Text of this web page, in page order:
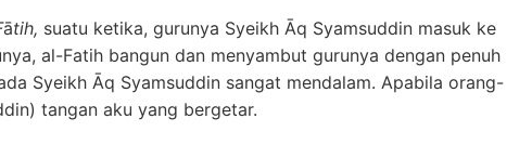
ātih, suatu ketika, gurunya Syeikh Āq Syamsuddin masuk ke
al-Fatih bangun dan menyambut gurunya dengan penuh
Syeikh Āq Syamsuddin sangat mendalam. Apabila orang-
tangan aku yang bergetar.